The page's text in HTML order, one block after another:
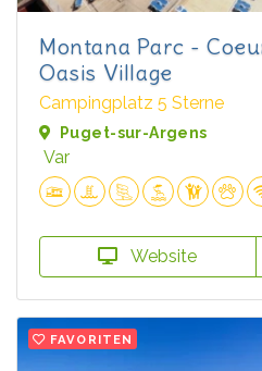
Montana Parc -
Oasis Village
Campingplatz 5 Sterne
Puget-sur-Argens
Var
Website
FAVORITEN